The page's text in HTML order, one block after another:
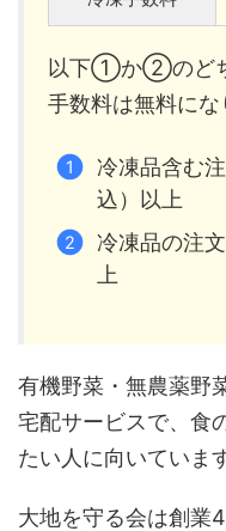
以下①か②のどち
手数料は無料にな
冷凍品含む
込）以上
冷凍品の注
上
有機野菜・無農薬野
宅配サービスで、食
たい人に向いていま
大地を守る会は創業